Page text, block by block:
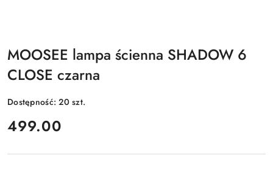
MOOSEE lampa ścienna SHADOW 6
CLOSE czarna
Dostępność:20szt.
cena:
499.00